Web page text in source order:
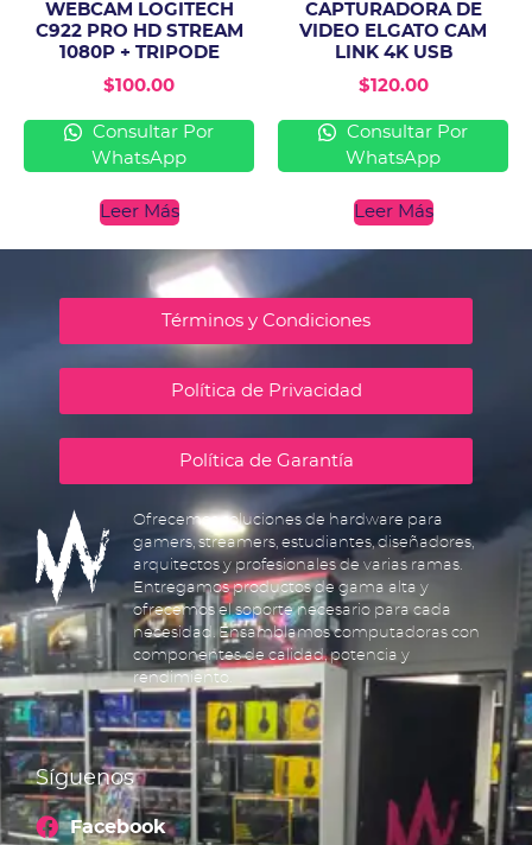
WEBCAM LOGITECH
C922 PRO HD STREAM
1080P + TRIPODE
$100.00
Consultar Por
WhatsApp
Leer Más
CAPTURADORA DE
VIDEO ELGATO CAM
LINK 4K USB
$120.00
Consultar Por
WhatsApp
Leer Más
Términos y Condiciones
Política de Privacidad
Política de Garantía
Ofrecemos soluciones de hardware para
gamers, streamers, estudiantes, diseñadores,
arquitectos y profesionales de varias ramas.
Entregamos productos de gama alta y
ofrecemos el soporte necesario para cada
necesidad. Ensamblamos computadoras con
componentes de calidad, potencia y
rendimiento.
Síguenos
Facebook